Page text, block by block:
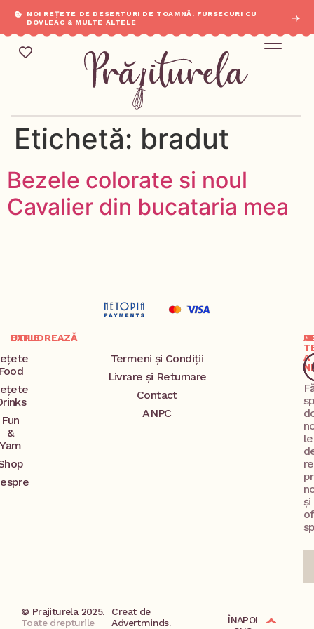
NOI REȚETE DE DESERTURI DE TOAMNĂ: FURSECURI CU
DOVLEAC & MULTE ALTELE
Etichetă: bradut
Bezele colorate si noul
Cavalier din bucataria mea
EXPLOREAZĂ
Fun
&
Yam
UTILE
Termeni și Condiții
Livrare și Returnare
Contact
ANPC
A
și
© Prajiturela 2025.
Toate drepturile
Creat de
Advertminds.
ÎNAPOI